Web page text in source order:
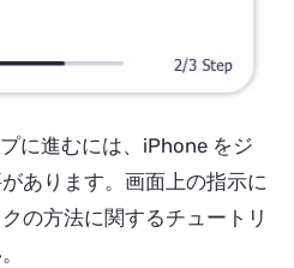
に進むには、iPhone をジ
あります。画面上の指示に
の方法に関するチュートリ